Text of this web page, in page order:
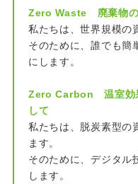
Zero Waste 廃棄物の
私たちは、世界規模の
そのために、誰でも簡
にします。
Zero Carbon 温室効
して
私たちは、脱炭素型の
ます。
そのために、デジタル
します。